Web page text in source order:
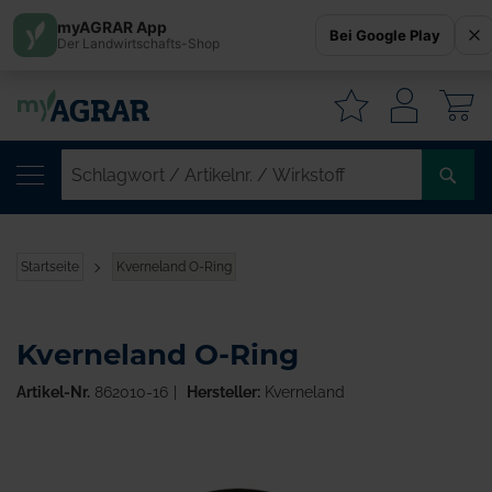
Startseite Kverneland O-Ring
Kverneland O-Ring
Artikel-Nr. 862010-16 Hersteller:Kverneland
myAGRAR App
Der Landwirtschafts-Shop Bei Google Play